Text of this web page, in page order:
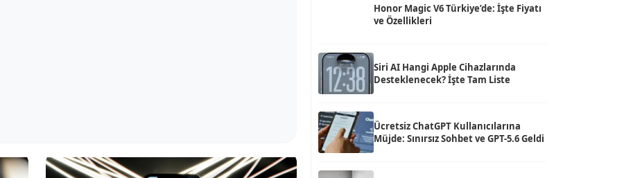
Honor Magic V6 Türkiye’de: İşte Fiyatı
ve Özellikleri
Siri AI Hangi Apple Cihazlarında
Desteklenecek? İşte Tam Liste
Ücretsiz ChatGPT Kullanıcılarına
Müjde: Sınırsız Sohbet ve GPT-5.6 Geldi